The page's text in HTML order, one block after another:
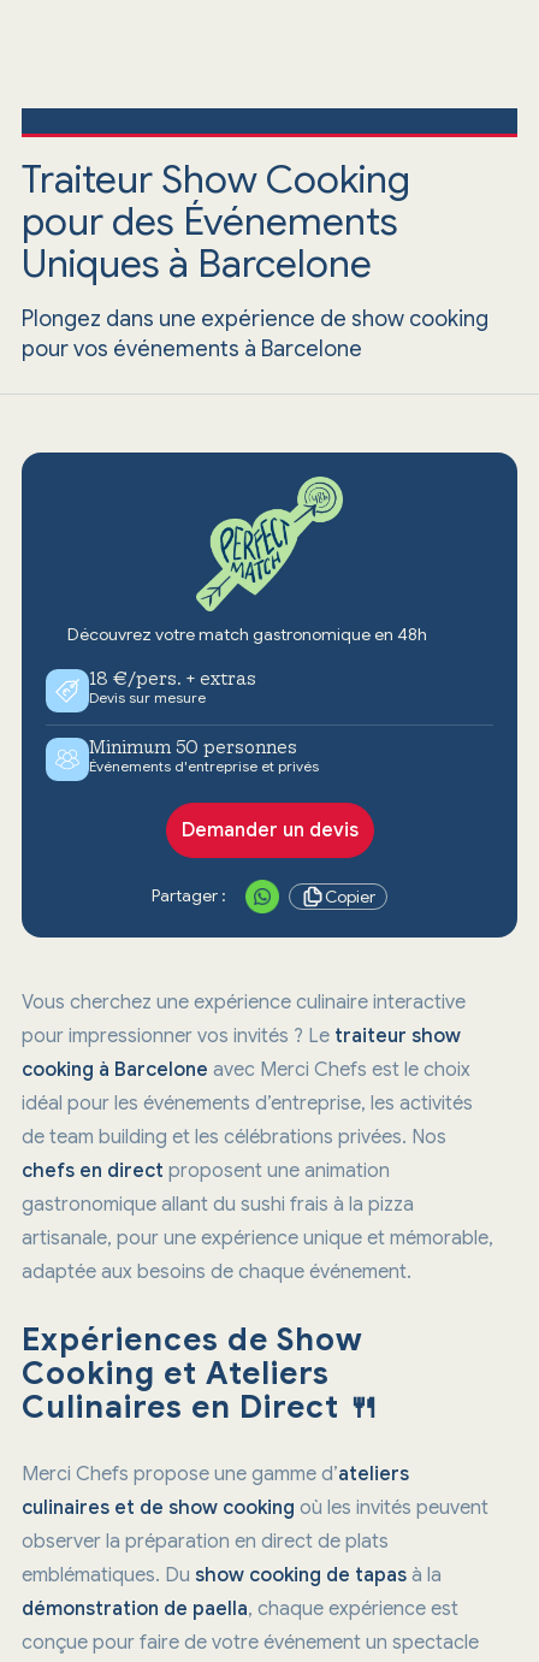
Traiteur Show Cooking
pour des Événements
Uniques à Barcelone
Plongez dans une expérience de show cooking
pour vos événements à Barcelone
Vous cherchez une expérience culinaire interactive
pour impressionner vos invités ? Le traiteur show
cooking à Barcelone avec Merci Chefs est le choix
idéal pour les événements d’entreprise, les activités
de team building et les célébrations privées. Nos
chefs en direct proposent une animation
gastronomique allant du sushi frais à la pizza
artisanale, pour une expérience unique et mémorable,
adaptée aux besoins de chaque événement.
Expériences de Show
Cooking et Ateliers
Culinaires en Direct 🍴
Merci Chefs propose une gamme d’ateliers
culinaires et de show cooking où les invités peuvent
observer la préparation en direct de plats
emblématiques. Du show cooking de tapasà la
démonstration de paella, chaque expérience est
conçue pour faire de votre événement un spectacle
Découvrez votre match gastronomique en 48h
18 €/pers. + extras
Devis sur mesure
Minimum 50 personnes
Événements d'entreprise et privés
Demander un devis
Partager : Copier